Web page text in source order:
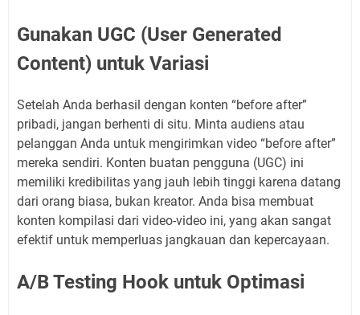
Gunakan UGC (User Generated
Content) untuk Variasi
Setelah Anda berhasil dengan konten “before after”
pribadi, jangan berhenti di situ. Minta audiens atau
pelanggan Anda untuk mengirimkan video “before after”
mereka sendiri. Konten buatan pengguna (UGC) ini
memiliki kredibilitas yang jauh lebih tinggi karena datang
dari orang biasa, bukan kreator. Anda bisa membuat
konten kompilasi dari video-video ini, yang akan sangat
efektif untuk memperluas jangkauan dan kepercayaan.
A/B Testing Hook untuk Optimasi